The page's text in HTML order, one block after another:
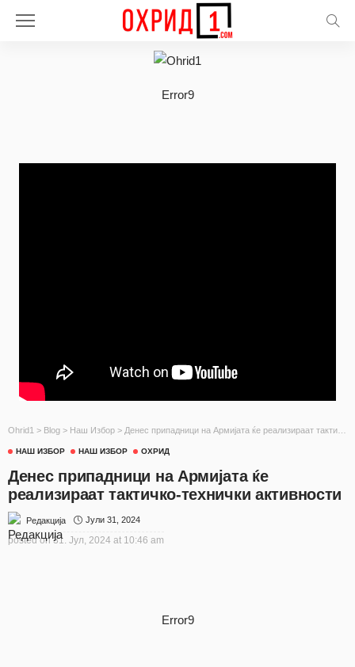
Error9
Ohrid1 > Blog > Наш Избор > Денес припадници на Армијата ќе реализираат тактичко-технички активности
НАШ ИЗБОР НАШ ИЗБОР ОХРИД
Денес припадници на Армијата ќе
реализираат тактичко-технички активности
Редакција Јули 31, 2024
posted on 31. Јул, 2024 at 10:46 am
Error9